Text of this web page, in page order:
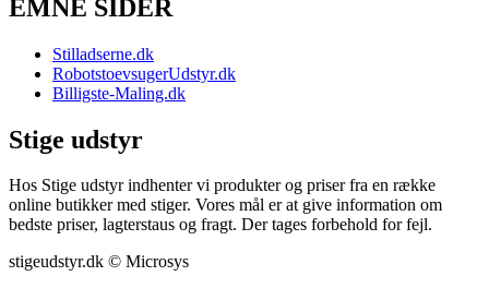
EMNE SIDER
Stilladserne.dk
RobotstoevsugerUdstyr.dk
Billigste-Maling.dk
Stige udstyr
Hos Stige udstyr indhenter vi produkter og priser fra en række
online butikker med stiger. Vores mål er at give information om
bedste priser, lagterstaus og fragt. Der tages forbehold for fejl.
stigeudstyr.dk © Microsys